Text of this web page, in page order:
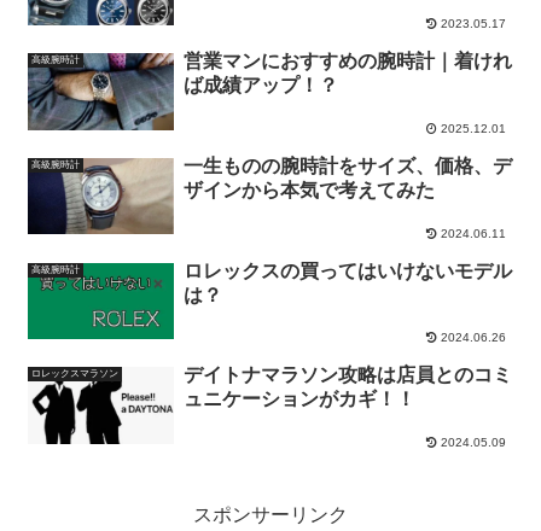
2023.05.17
高級腕時計
営業マンにおすすめの腕時計｜着けれ
ば成績アップ！？
2025.12.01
高級腕時計
一生ものの腕時計をサイズ、価格、デ
ザインから本気で考えてみた
2024.06.11
高級腕時計
ロレックスの買ってはいけないモデル
は？
2024.06.26
ロレックスマラソン
デイトナマラソン攻略は店員とのコミ
ュニケーションがカギ！！
2024.05.09
スポンサーリンク